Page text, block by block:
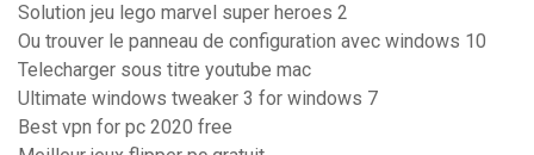
Solution jeu lego marvel super heroes 2
Ou trouver le panneau de configuration avec windows 10
Telecharger sous titre youtube mac
Ultimate windows tweaker 3 for windows 7
Best vpn for pc 2020 free